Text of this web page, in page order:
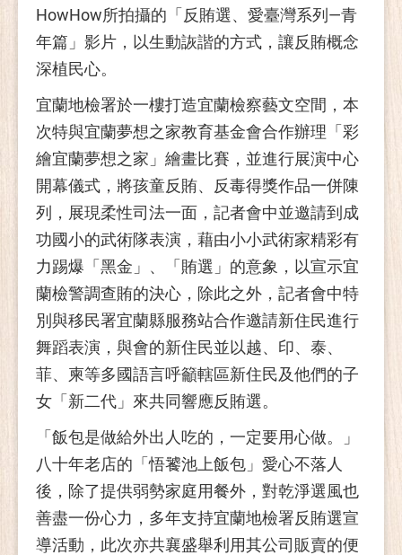
HowHow所拍攝的「反賄選、愛臺灣系列—青
年篇」影片，以生動詼諧的方式，讓反賄概念
深植民心。
宜蘭地檢署於一樓打造宜蘭檢察藝文空間，本
次特與宜蘭夢想之家教育基金會合作辦理「彩
繪宜蘭夢想之家」繪畫比賽，並進行展演中心
開幕儀式，將孩童反賄、反毒得獎作品一併陳
列，展現柔性司法一面，記者會中並邀請到成
功國小的武術隊表演，藉由小小武術家精彩有
力踢爆「黑金」、「賄選」的意象，以宣示宜
蘭檢警調查賄的決心，除此之外，記者會中特
別與移民署宜蘭縣服務站合作邀請新住民進行
舞蹈表演，與會的新住民並以越、印、泰、
菲、柬等多國語言呼籲轄區新住民及他們的子
女「新二代」來共同響應反賄選。
「飯包是做給外出人吃的，一定要用心做。」
八十年老店的「悟饕池上飯包」愛心不落人
後，除了提供弱勢家庭用餐外，對乾淨選風也
善盡一份心力，多年支持宜蘭地檢署反賄選宣
導活動，此次亦共襄盛舉利用其公司販賣的便